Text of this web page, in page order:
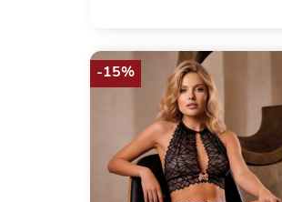
-15%